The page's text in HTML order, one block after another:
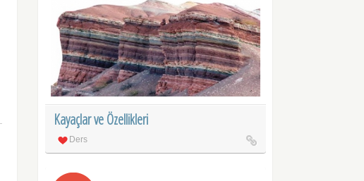
Kayaçlar ve Özellikleri
Ders